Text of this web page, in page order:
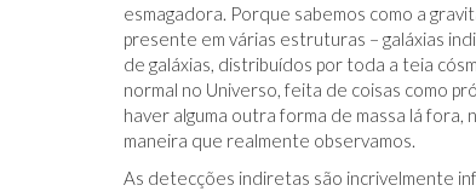
esmagadora. Porque sabemos como a
presente em várias estruturas – galáxias
de galáxias, distribuídos por toda a teia
normal no Universo, feita de coisas como
haver alguma outra forma de massa lá
maneira que realmente observamos.
As detecções indiretas são incrivelmente